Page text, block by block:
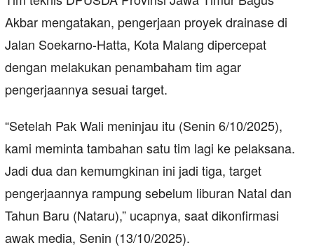
Akbar mengatakan, pengerjaan proyek drainase di
Jalan Soekarno-Hatta, Kota Malang dipercepat
dengan melakukan penambaham tim agar
pengerjaannya sesuai target.
“Setelah Pak Wali meninjau itu (Senin 6/10/2025),
kami meminta tambahan satu tim lagi ke pelaksana.
Jadi dua dan kemumgkinan ini jadi tiga, target
pengerjaannya rampung sebelum liburan Natal dan
Tahun Baru (Nataru),” ucapnya, saat dikonfirmasi
awak media, Senin (13/10/2025).